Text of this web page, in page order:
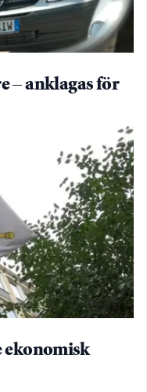
– anklagas för
ekonomisk